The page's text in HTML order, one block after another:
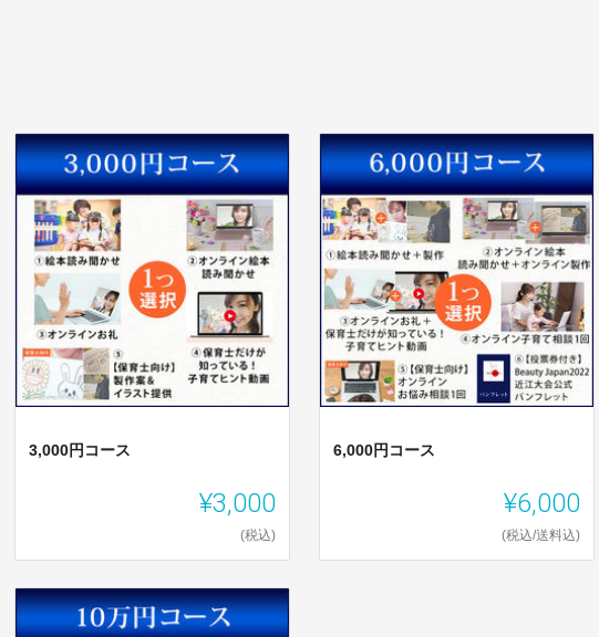
3,000円コース
¥3,000
(税込)
6,000円コース
¥6,000
(税込/送料込)